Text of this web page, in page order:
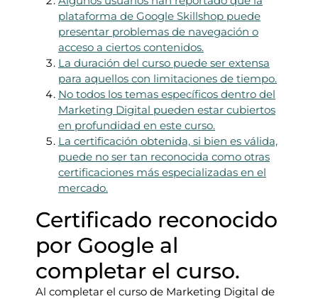
plataforma de Google Skillshop puede
presentar problemas de navegación o
acceso a ciertos contenidos.
La duración del curso puede ser extensa
para aquellos con limitaciones de tiempo.
No todos los temas específicos dentro del
Marketing Digital pueden estar cubiertos
en profundidad en este curso.
La certificación obtenida, si bien es válida,
puede no ser tan reconocida como otras
certificaciones más especializadas en el
mercado.
Certificado reconocido
por Google al
completar el curso.
Al completar el curso de Marketing Digital de